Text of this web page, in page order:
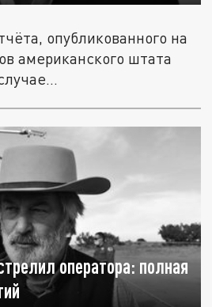
опубликованного на
американского штата
оператора: полная